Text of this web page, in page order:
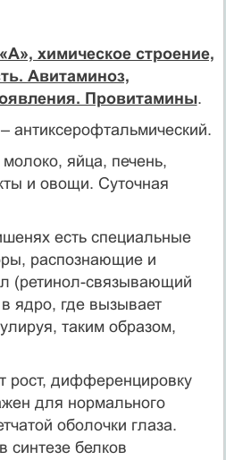
химическое строение,
Авитаминоз,
Провитамины.
антиксерофтальмический.
яйца, печень,
и овощи. Суточная
есть специальные
распознающие и
(ретинол-связывающий
ядро, где вызывает
таким образом,
рост, дифференцировку
для нормального
оболочки глаза.
синтезе белков